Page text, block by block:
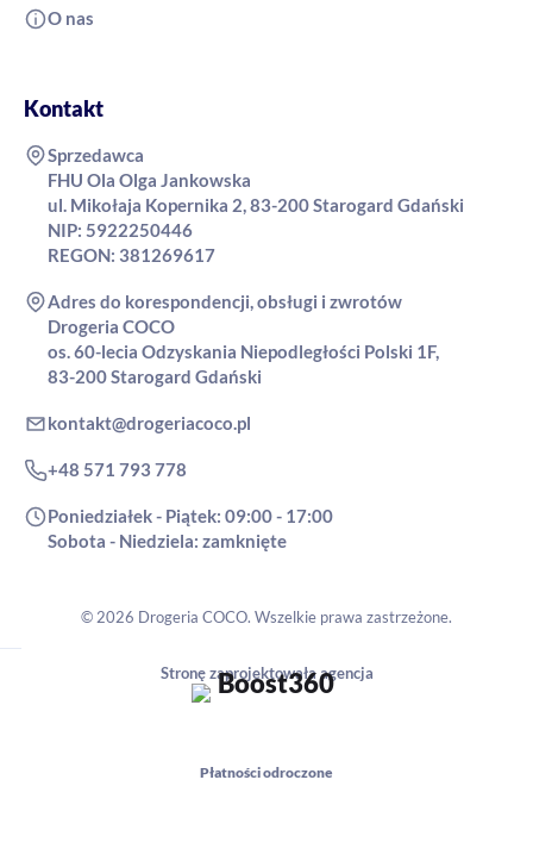
O nas
Kontakt
Sprzedawca
FHU Ola Olga Jankowska
ul. Mikołaja Kopernika 2, 83-200 Starogard Gdański
NIP: 5922250446
REGON: 381269617
Adres do korespondencji, obsługi i zwrotów
Drogeria COCO
os. 60-lecia Odzyskania Niepodległości Polski 1F,
83-200 Starogard Gdański
kontakt@drogeriacoco.pl
+48 571 793 778
Poniedziałek - Piątek: 09:00 - 17:00
Sobota - Niedziela: zamknięte
© 2026 Drogeria COCO. Wszelkie prawa zastrzeżone.
Stronę zaprojektowała agencja
Płatności odroczone